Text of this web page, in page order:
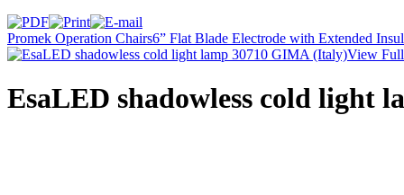
Promek Operation Chairs6” Flat Blade Electrode with Extended
View
EsaLED shadowless cold light